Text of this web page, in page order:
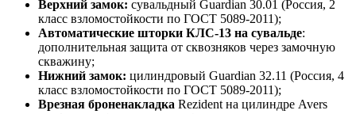
Верхний замок: сувальдный Guardian 30.01 (Россия, 2
класс взломостойкости по ГОСТ 5089-2011);
Автоматические шторки КЛС-13 на сувальде:
дополнительная защита от сквозняков через замочную
скважину;
Нижний замок: цилиндровый Guardian 32.11 (Россия, 4
класс взломостойкости по ГОСТ 5089-2011);
Врезная броненакладка Rezident на цилиндре Avers